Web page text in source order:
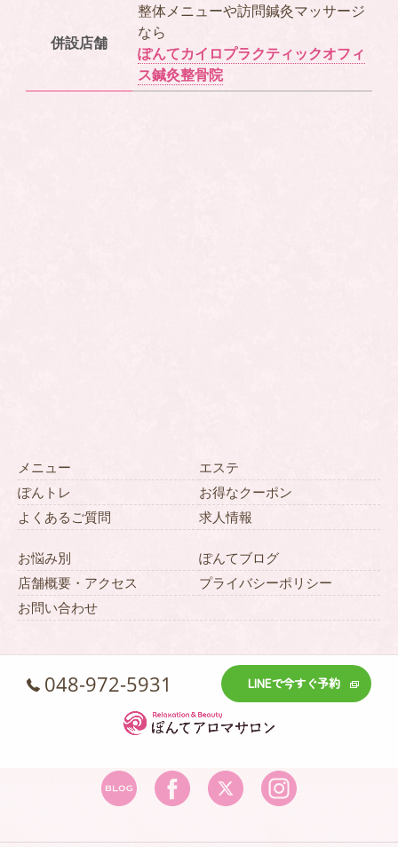
併設店舗
整体メニューや訪問鍼灸マッサージ
なら
ぽんてカイロプラクティックオフィ
ス鍼灸整骨院
メニュー
エステ
ぽんトレ
お得なクーポン
よくあるご質問
求人情報
お悩み別
ぽんてブログ
店舗概要・アクセス
プライバシーポリシー
お問い合わせ
048-972-5931 LINEで今すぐ予約